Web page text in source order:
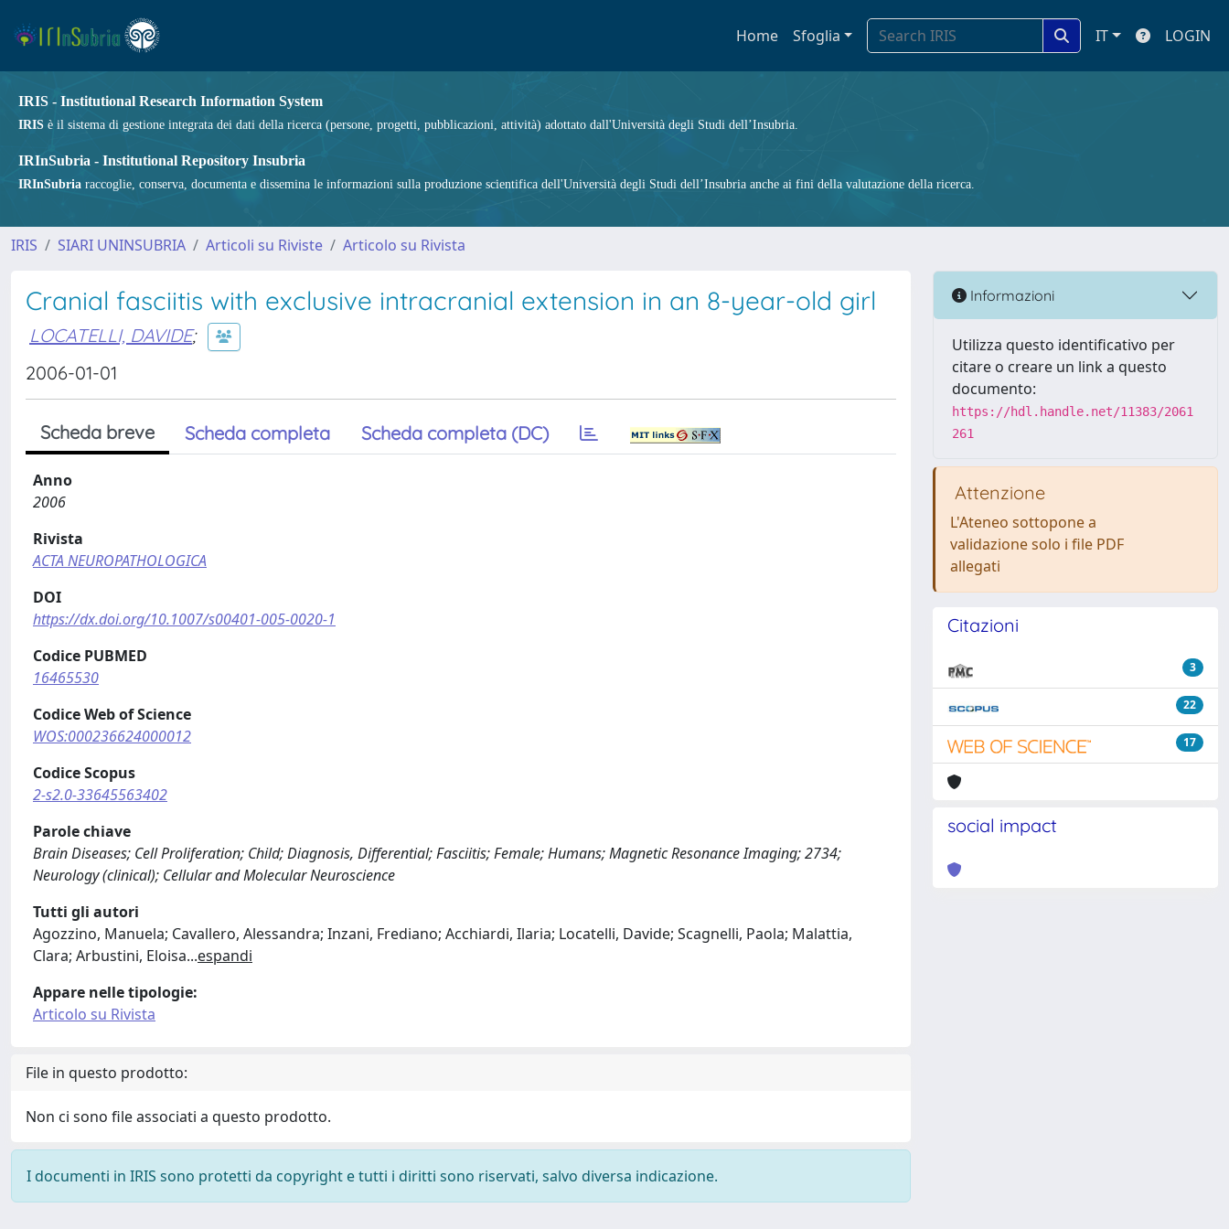
Home Sfoglia IT LOGIN
IRIS - Institutional Research Information System
IRIS è il sistema di gestione integrata dei dati della ricerca (persone, progetti, pubblicazioni, attività) adottato dall'Università degli Studi dell’Insubria.
IRInSubria - Institutional Repository Insubria
IRInSubria raccoglie, conserva, documenta e dissemina le informazioni sulla produzione scientifica dell'Università degli Studi dell’Insubria anche ai fini della valutazione della ricerca.
IRIS SIARI UNINSUBRIA Articoli su Riviste Articolo su Rivista
Cranial fasciitis with exclusive intracranial extension in an 8-year-old girl
LOCATELLI, DAVIDE;
2006-01-01
Scheda breve Scheda completa Scheda completa (DC)
Anno
2006
Rivista
ACTA NEUROPATHOLOGICA
DOI
https://dx.doi.org/10.1007/s00401-005-0020-1
Codice PUBMED
16465530
Codice Web of Science
WOS:000236624000012
Codice Scopus
2-s2.0-33645563402
Parole chiave
Brain Diseases; Cell Proliferation; Child; Diagnosis, Differential; Fasciitis; Female; Humans; Magnetic Resonance Imaging; 2734;
Neurology (clinical); Cellular and Molecular Neuroscience
Tutti gli autori
Agozzino, Manuela; Cavallero, Alessandra; Inzani, Frediano; Acchiardi, Ilaria; Locatelli, Davide; Scagnelli, Paola; Malattia,
Clara; Arbustini, Eloisa...espandi
Appare nelle tipologie:
Articolo su Rivista
File in questo prodotto:
Non ci sono file associati a questo prodotto.
I documenti in IRIS sono protetti da copyright e tutti i diritti sono riservati, salvo diversa indicazione.
Informazioni
Utilizza questo identificativo per
citare o creare un link a questo
documento:
https://hdl.handle.net/11383/2061
261
Attenzione
L'Ateneo sottopone a
validazione solo i file PDF
allegati
Citazioni
3
22
17
social impact